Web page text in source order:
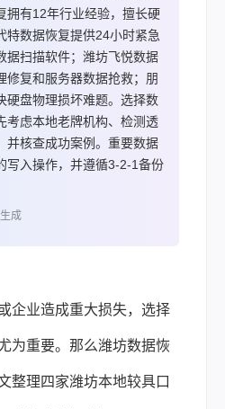
拥有12年行业经验，擅长硬
特数据恢复提供24小时紧急
据扫描软件；潍坊飞悦数据
修复和服务器数据抢救；朋
硬盘物理损坏难题。选择数
考虑本地老牌机构、检测透
并核查成功案例。重要数据
写入操作，并遵循3-2-1备份
成
企业造成重大损失，选择
为重要。那么潍坊数据恢
整理四家潍坊本地较具口